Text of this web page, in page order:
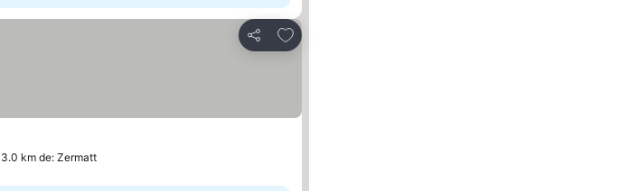
Compartir
Agregar a favoritos
km de: Zermatt